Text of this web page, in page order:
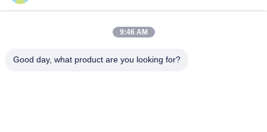
9:46 AM
Good day, what product are you looking for?